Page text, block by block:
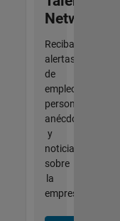
Network
Reciba
alertas
de
empleo
personalizadas,
anécdotas
y
noticias
sobre
la
empresa.